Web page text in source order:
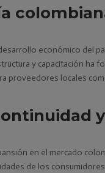
económico del
y capacitación ha
proveedores locales
en el mercado
de los